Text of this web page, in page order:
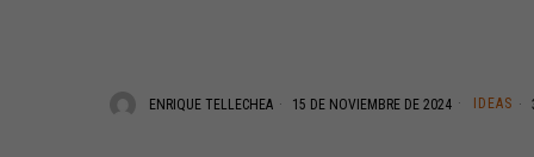
ENRIQUE TELLECHEA 15 DE NOVIEMBRE DE 2024 IDEAS